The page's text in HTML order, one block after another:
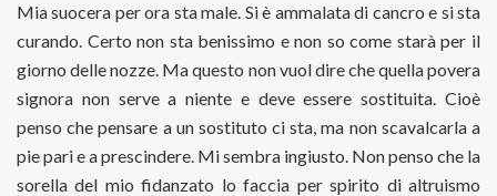
Mia suocera per ora sta male. Si è ammalata di cancro e si sta
curando. Certo non sta benissimo e non so come starà per il
giorno delle nozze. Ma questo non vuol dire che quella povera
signora non serve a niente e deve essere sostituita. Cioè
penso che pensare a un sostituto ci sta, ma non scavalcarla a
pie pari e a prescindere. Mi sembra ingiusto. Non penso che la
sorella del mio fidanzato lo faccia per spirito di altruismo